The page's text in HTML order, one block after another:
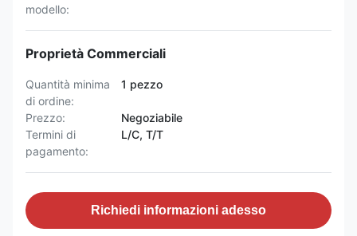
modello:
Proprietà Commerciali
Quantità minima
di ordine:
1 pezzo
Prezzo:
Negoziabile
Termini di
pagamento:
L/C, T/T
Richiedi informazioni adesso